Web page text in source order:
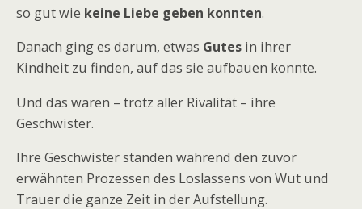
so gut wie keine Liebe geben konnten.
Danach ging es darum, etwas Gutes in ihrer
Kindheit zu finden, auf das sie aufbauen konnte.
Und das waren – trotz aller Rivalität – ihre
Geschwister.
Ihre Geschwister standen während den zuvor
erwähnten Prozessen des Loslassens von Wut und
Trauer die ganze Zeit in der Aufstellung.